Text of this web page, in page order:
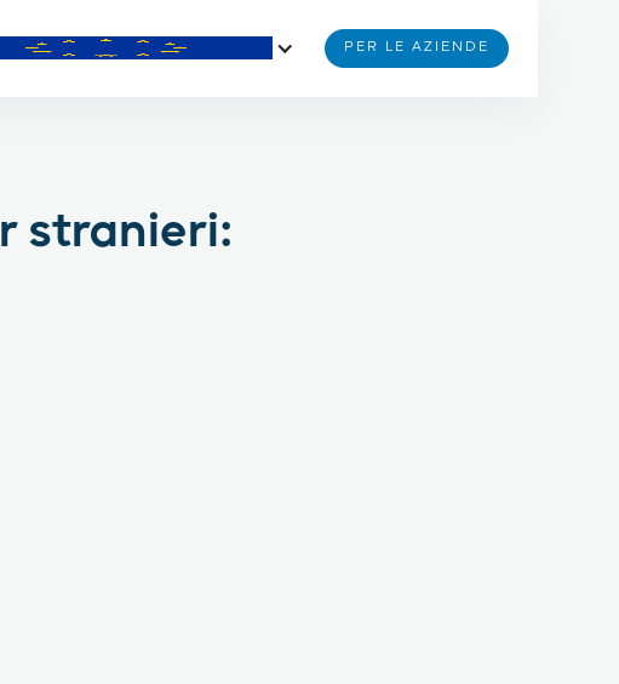
PER LE AZIENDE
stranieri: